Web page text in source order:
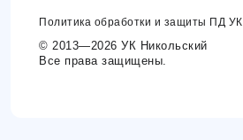
Политика обработки и защиты ПД УК
© 2013—2026 УК Никольский
Все права защищены.